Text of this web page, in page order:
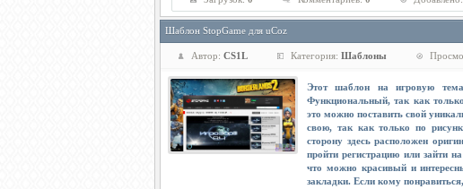
Шаблон StopGame для uCoz
Автор: CS1L Категория: Шаблоны
Этот шаблон на игровую
Функциональный, так как
это можно поставить свой
свою, так как только по
сторону здесь расположен
пройти регистрацию или зайти
что можно красивый и
закладки. Если кому